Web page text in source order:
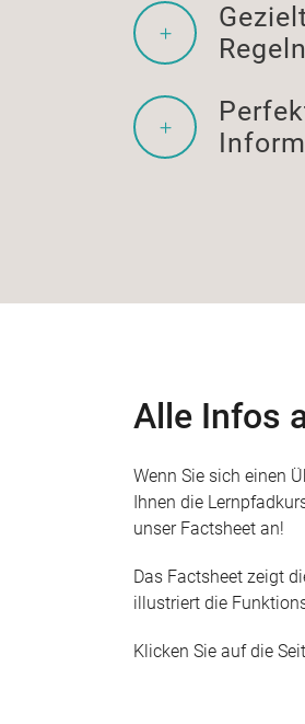
Regeln
Alle Infos
Wenn Sie sich einen
Ihnen die
unser Factsheet an!
Das Factsheet zeigt
illustriert die
Klicken Sie auf die